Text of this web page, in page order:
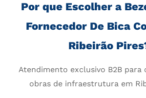
Por que Escolher a
Fornecedor De Bica
Ribeirão
Atendimento exclusivo B2B
obras de infraestrutura em